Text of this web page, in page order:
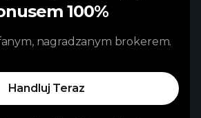
100%
nagradzanym brokerem.
Handluj Teraz